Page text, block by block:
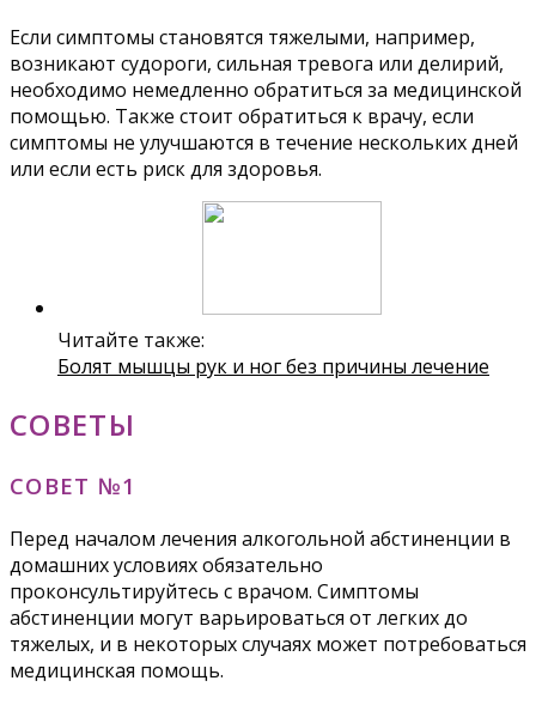
Если симптомы становятся тяжелыми, например,
возникают судороги, сильная тревога или делирий,
необходимо немедленно обратиться за медицинской
помощью. Также стоит обратиться к врачу, если
симптомы не улучшаются в течение нескольких дней
или если есть риск для здоровья.
Читайте также:
Болят мышцы рук и ног без причины лечение
СОВЕТЫ
СОВЕТ №1
Перед началом лечения алкогольной абстиненции в
домашних условиях обязательно
проконсультируйтесь с врачом. Симптомы
абстиненции могут варьироваться от легких до
тяжелых, и в некоторых случаях может потребоваться
медицинская помощь.